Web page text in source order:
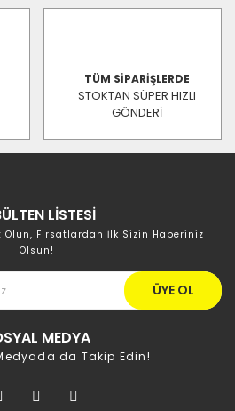
TÜM SİPARİŞLERDE
STOKTAN SÜPER HIZLI
GÖNDERİ
LİSTESİ
Olun, Fırsatlardan İlk Sizin Haberiniz
Olsun!
ÜYE OL
MEDYA
da Takip Edin!